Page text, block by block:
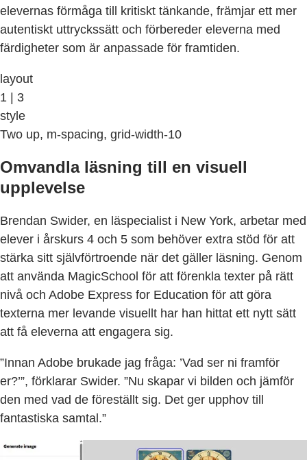
elevernas förmåga till kritiskt tänkande, främjar ett mer
autentiskt uttryckssätt och förbereder eleverna med
färdigheter som är anpassade för framtiden.
layout
1 | 3
style
Two up, m-spacing, grid-width-10
Omvandla läsning till en visuell
upplevelse
Brendan Swider, en läspecialist i New York, arbetar med
elever i årskurs 4 och 5 som behöver extra stöd för att
stärka sitt självförtroende när det gäller läsning. Genom
att använda MagicSchool för att förenkla texter på rätt
nivå och Adobe Express for Education för att göra
texterna mer levande visuellt har han hittat ett nytt sätt
att få eleverna att engagera sig.
”Innan Adobe brukade jag fråga: ’Vad ser ni framför
er?’”, förklarar Swider. ”Nu skapar vi bilden och jämför
den med vad de föreställt sig. Det ger upphov till
fantastiska samtal.”